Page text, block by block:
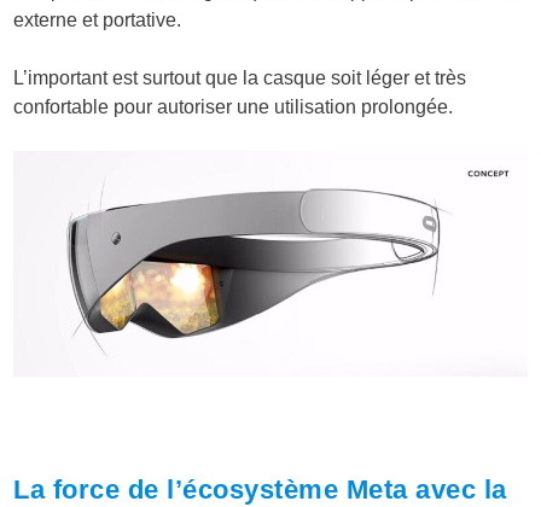
externe et portative.
L’important est surtout que la casque soit léger et très
confortable pour autoriser une utilisation prolongée.
La force de l’écosystème Meta avec la